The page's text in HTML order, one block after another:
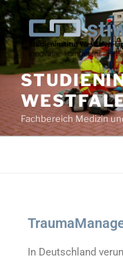
Fachbereich Medizin
In Deutschland